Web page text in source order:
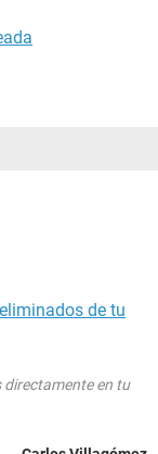
de tu
directamente en tu